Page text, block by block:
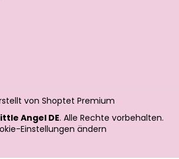
von Shoptet Premium
Angel DE. Alle Rechte vorbehalten.
Einstellungen ändern